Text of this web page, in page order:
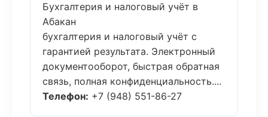
Бухгалтерия и налоговый учёт в
Абакан
бухгалтерия и налоговый учёт с
гарантией результата. Электронный
документооборот, быстрая обратная
связь, полная конфиденциальность....
Телефон: +7 (948) 551-86-27